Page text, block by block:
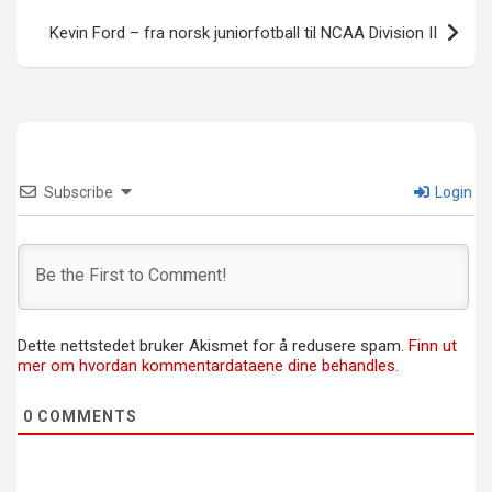
Kevin Ford – fra norsk juniorfotball til NCAA Division II
Subscribe Login
Dette nettstedet bruker Akismet for å redusere spam. Finn ut
mer om hvordan kommentardataene dine behandles.
0 COMMENTS